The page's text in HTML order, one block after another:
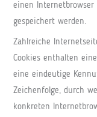
einen
gespeichert werden.
Zahlreiche
Cookies enthalten
eine eindeutige
Zeichenfolge, durch
konkreten